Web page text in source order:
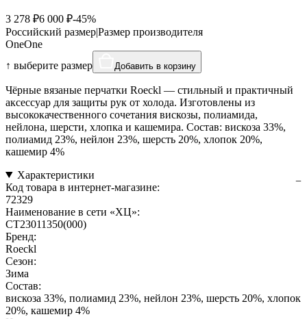
3 278 ₽6 000 ₽-45%
Российский размер|Размер производителя
OneOne
↑ выберите размер
Добавить в корзину
Чёрные вязаные перчатки Roeckl — стильный и практичный
аксессуар для защиты рук от холода. Изготовлены из
высококачественного сочетания вискозы, полиамида,
нейлона, шерсти, хлопка и кашемира. Состав: вискоза 33%,
полиамид 23%, нейлон 23%, шерсть 20%, хлопок 20%,
кашемир 4%
Характеристики
Код товара в интернет-магазине:
72329
Наименование в сети «ХЦ»:
CT23011350(000)
Бренд:
Roeckl
Сезон:
Зима
Состав:
вискоза 33%, полиамид 23%, нейлон 23%, шерсть 20%, хлопок
20%, кашемир 4%